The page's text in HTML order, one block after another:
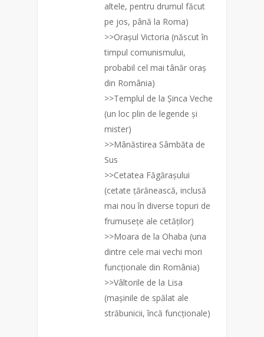
altele, pentru drumul făcut
pe jos, până la Roma)
>>Orașul Victoria (născut în
timpul comunismului,
probabil cel mai tânăr oraș
din România)
>>Templul de la Șinca Veche
(un loc plin de legende și
mister)
>>Mânăstirea Sâmbăta de
Sus
>>Cetatea Făgărașului
(cetate țărănească, inclusă
mai nou în diverse topuri de
frumusețe ale cetăților)
>>Moara de la Ohaba (una
dintre cele mai vechi mori
funcționale din România)
>>Vâltorile de la Lisa
(mașinile de spălat ale
străbunicii, încă funcționale)